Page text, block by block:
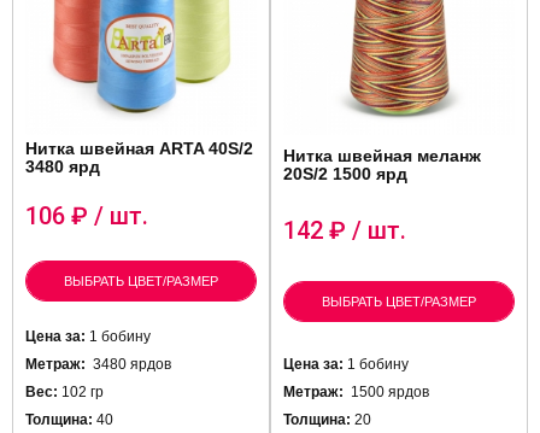
Нитка швейная ARTA 40S/2
3480 ярд
106 ₽ / шт.
ВЫБРАТЬ ЦВЕТ/РАЗМЕР
Цена за: 1 бобину
Метраж: 3480 ярдов
Вес: 102 гр
Толщина: 40
Нитка швейная меланж
20S/2 1500 ярд
142 ₽ / шт.
ВЫБРАТЬ ЦВЕТ/РАЗМЕР
Цена за: 1 бобину
Метраж: 1500 ярдов
Толщина: 20